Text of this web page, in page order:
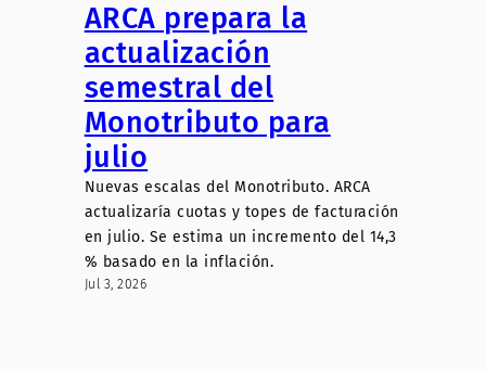
ARCA prepara la
actualización
semestral del
Monotributo para
julio
Nuevas escalas del Monotributo. ARCA
actualizaría cuotas y topes de facturación
en julio. Se estima un incremento del 14,3
% basado en la inflación.
Jul 3, 2026